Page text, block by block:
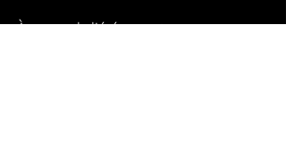
À propos de l'événement